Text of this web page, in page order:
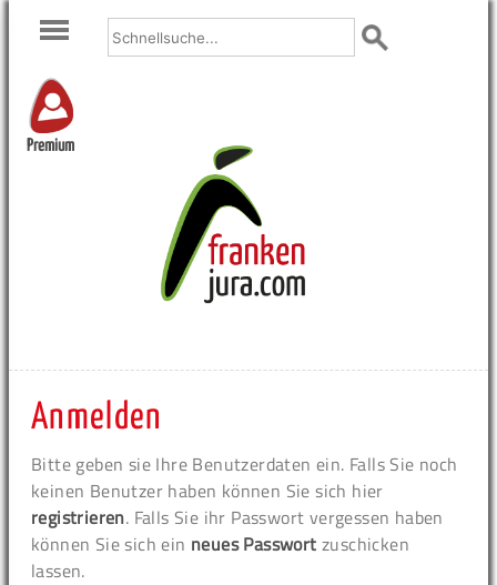
Premium
Anmelden
Bitte geben sie Ihre Benutzerdaten ein. Falls Sie noch
keinen Benutzer haben können Sie sich hier
registrieren. Falls Sie ihr Passwort vergessen haben
können Sie sich ein neues Passwort zuschicken
lassen.